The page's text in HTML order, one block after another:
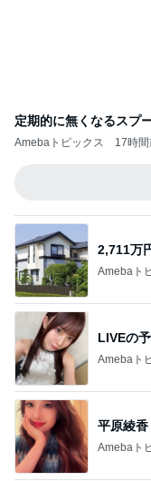
定期的に無くなるスプ
Amebaトピックス 17時
2,711万
Amebaト
LIVEの
Amebaト
平原綾
Amebaト